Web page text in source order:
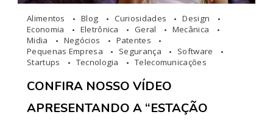
Alimentos Blog Curiosidades
Design
Economia
Eletrônica Geral
Mecânica
Midia
Negócios
Patentes
Pequenas Empresa
Segurança
Software
Startups
Tecnologia Telecomunicações
CONFIRA NOSSO VÍDEO
APRESENTANDO A “ESTAÇÃO